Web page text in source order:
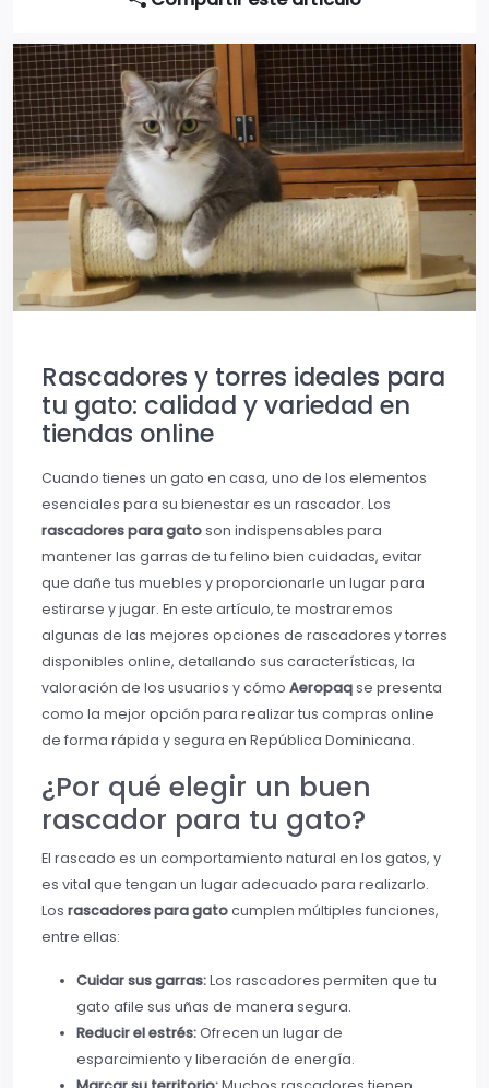
Rascadores y torres ideales para
tu gato: calidad y variedad en
tiendas online
Cuando tienes un gato en casa, uno de los elementos
esenciales para su bienestar es un rascador. Los
rascadores para gatoson indispensables para
mantener las garras de tu felino bien cuidadas, evitar
que dañe tus muebles y proporcionarle un lugar para
estirarse y jugar. En este artículo, te mostraremos
algunas de las mejores opciones de rascadores y torres
disponibles online, detallando sus características, la
valoración de los usuarios y cómo Aeropaqse presenta
como la mejor opción para realizar tus compras online
de forma rápida y segura en República Dominicana.
¿Por qué elegir un buen
rascador para tu gato?
El rascado es un comportamiento natural en los gatos, y
es vital que tengan un lugar adecuado para realizarlo.
Los rascadores para gatocumplen múltiples funciones,
entre ellas:
Cuidar sus garras:Los rascadores permiten que tu
gato afile sus uñas de manera segura.
Reducir el estrés:Ofrecen un lugar de
esparcimiento y liberación de energía.